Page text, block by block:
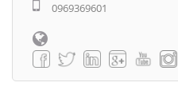
0969369601